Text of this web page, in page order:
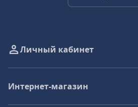
Личный кабинет
Интернет-магазин